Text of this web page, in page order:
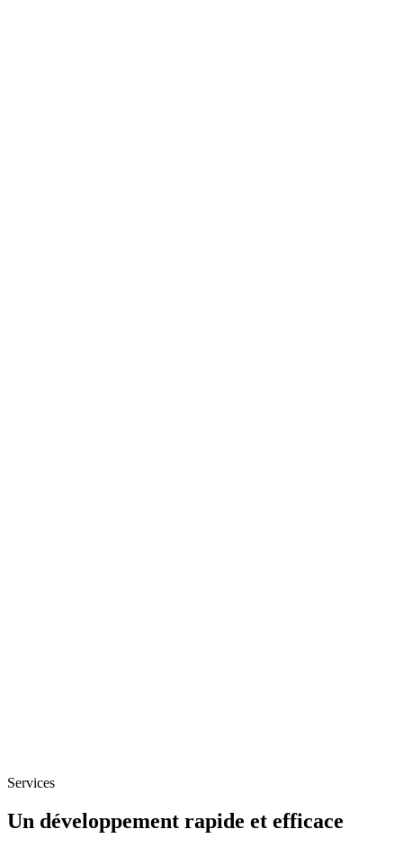
Services
Un développement rapide et efficace